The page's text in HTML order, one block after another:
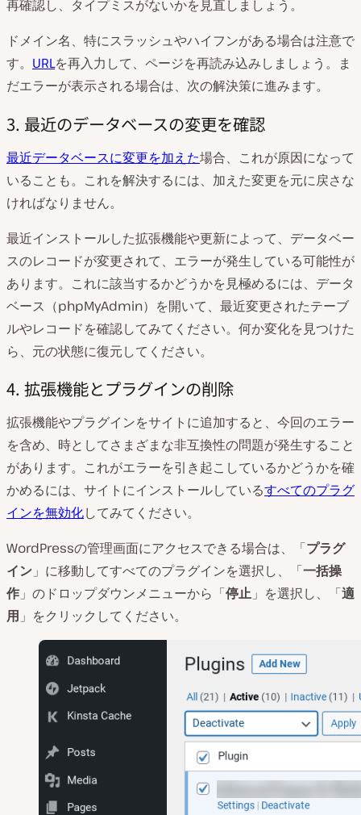
再確認し、タイプミスがないかを見直しましょう。
ドメイン名、特にスラッシュやハイフンがある場合は注意で
す。 URLを再入力して、ページを再読み込みしましょう。ま
だエラーが表示される場合は、次の解決策に進みます。
3. 最近のデータベースの変更を確認
最近データベースに変更を加えた場合、これが原因になって
いることも。これを解決するには、加えた変更を元に戻さな
ければなりません。
最近インストールした拡張機能や更新によって、データベー
スのレコードが変更されて、エラーが発生している可能性が
あります。これに該当するかどうかを見極めるには、データ
ベース（phpMyAdmin）を開いて、最近変更されたテーブ
ルやレコードを確認してみてください。何か変化を見つけた
ら、元の状態に復元してください。
4. 拡張機能とプラグインの削除
拡張機能やプラグインをサイトに追加すると、今回のエラー
を含め、時としてさまざまな非互換性の問題が発生すること
があります。これがエラーを引き起こしているかどうかを確
かめるには、サイトにインストールしているすべてのプラグ
インを無効化してみてください。
WordPressの管理画面にアクセスできる場合は、「プラグ
イン 」に移動してすべてのプラグインを選択し、「一括操
作 」のドロップダウンメニューから「停止 」を選択し、「適
用 」をクリックしてください。